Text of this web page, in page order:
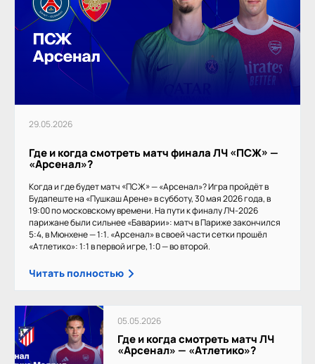
29.05.2026
Где и когда смотреть матч финала ЛЧ «ПСЖ» —
«Арсенал»?
Когда и где будет матч «ПСЖ» — «Арсенал»? Игра пройдёт в
Будапеште на «Пушкаш Арене» в субботу, 30 мая 2026 года, в
19:00 по московскому времени. На пути к финалу ЛЧ-2026
парижане были сильнее «Баварии»: матч в Париже закончился
5:4, в Мюнхене — 1:1. «Арсенал» в своей части сетки прошёл
«Атлетико»: 1:1 в первой игре, 1:0 — во второй.
Читать полностью
05.05.2026
Где и когда смотреть матч ЛЧ
«Арсенал» — «Атлетико»?